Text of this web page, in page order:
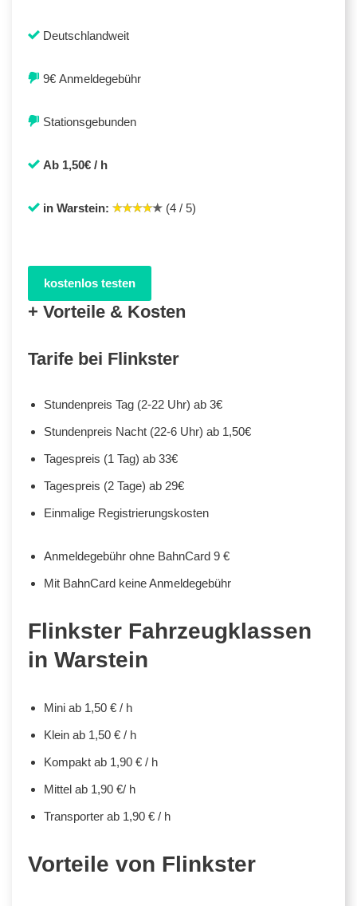
Deutschlandweit
9€ Anmeldegebühr
Stationsgebunden
Ab 1,50€ / h
in Warstein: (4 / 5)
kostenlos testen
+ Vorteile & Kosten
Tarife bei Flinkster
Stundenpreis Tag (2-22 Uhr) ab 3€
Stundenpreis Nacht (22-6 Uhr) ab 1,50€
Tagespreis (1 Tag) ab 33€
Tagespreis (2 Tage) ab 29€
Einmalige Registrierungskosten
Anmeldegebühr ohne BahnCard 9 €
Mit BahnCard keine Anmeldegebühr
Flinkster Fahrzeugklassen
in Warstein
Mini ab 1,50 € / h
Klein ab 1,50 € / h
Kompakt ab 1,90 € / h
Mittel ab 1,90 €/ h
Transporter ab 1,90 € / h
Vorteile von Flinkster